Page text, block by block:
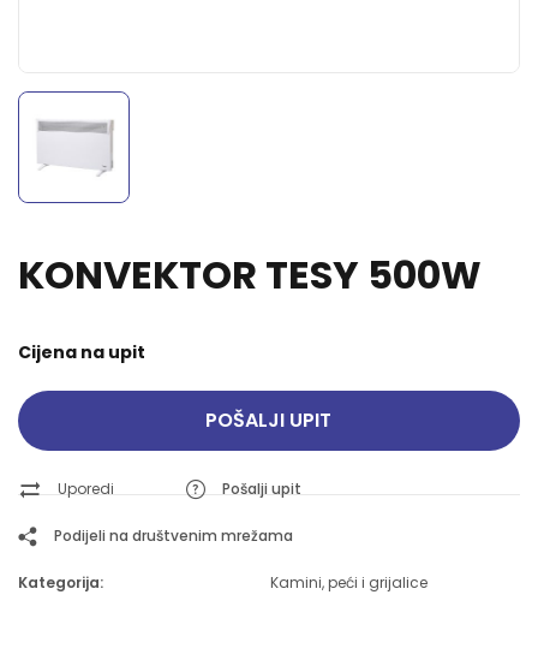
KONVEKTOR TESY 500W
Cijena na upit
POŠALJI UPIT
Uporedi Pošalji upit
Podijeli na društvenim mrežama
Kategorija: Kamini, peći i grijalice